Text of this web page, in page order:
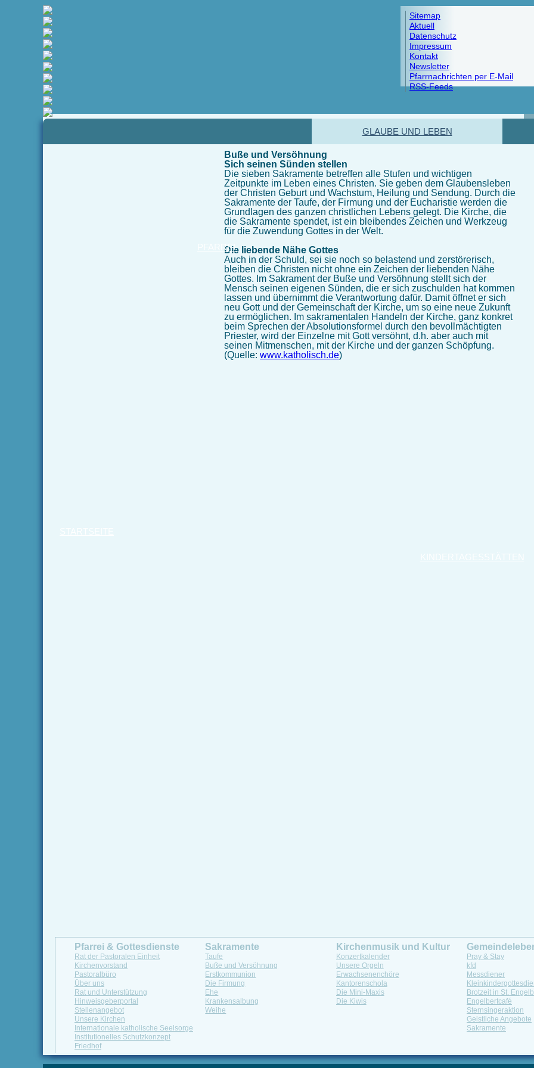
Sitemap
Aktuell
Datenschutz
Impressum
Kontakt
Newsletter
Pfarrnachrichten per E-Mail
RSS-Feeds
PFARREI
GLAUBE UND LEBEN
Buße und Versöhnung
Sich seinen Sünden stellen
Die sieben Sakramente betreffen alle Stufen und wichtigen
Zeitpunkte im Leben eines Christen. Sie geben dem Glaubensleben
der Christen Geburt und Wachstum, Heilung und Sendung. Durch die
Sakramente der Taufe, der Firmung und der Eucharistie werden die
Grundlagen des ganzen christlichen Lebens gelegt. Die Kirche, die
die Sakramente spendet, ist ein bleibendes Zeichen und Werkzeug
für die Zuwendung Gottes in der Welt.
Die liebende Nähe Gottes
Auch in der Schuld, sei sie noch so belastend und zerstörerisch,
bleiben die Christen nicht ohne ein Zeichen der liebenden Nähe
Gottes. Im Sakrament der Buße und Versöhnung stellt sich der
Mensch seinen eigenen Sünden, die er sich zuschulden hat kommen
lassen und übernimmt die Verantwortung dafür. Damit öffnet er sich
neu Gott und der Gemeinschaft der Kirche, um so eine neue Zukunft
zu ermöglichen. Im sakramentalen Handeln der Kirche, ganz konkret
beim Sprechen der Absolutionsformel durch den bevollmächtigten
Priester, wird der Einzelne mit Gott versöhnt, d.h. aber auch mit
seinen Mitmenschen, mit der Kirche und der ganzen Schöpfung.
(Quelle: www.katholisch.de)
Pfarrei & Gottesdienste
Rat der Pastoralen Einheit
Kirchenvorstand
Pastoralbüro
Über uns
Rat und Unterstützung
Hinweisgeberportal
Stellenangebot
Unsere Kirchen
Internationale katholische Seelsorge
Institutionelles Schutzkonzept
Friedhof
Sakramente
Taufe
Buße und Versöhnung
Erstkommunion
Die Firmung
Ehe
Krankensalbung
Weihe
Kirchenmusik und Kultur
Konzertkalender
Unsere Orgeln
Erwachsenenchöre
Kantorenschola
Die Mini-Maxis
Die Kiwis
Pray & Stay
kfd
Messdiener
Brotzeit in St.
Engelbertcafé
Sternsingeraktion
Geistliche Angebote
Sakramente